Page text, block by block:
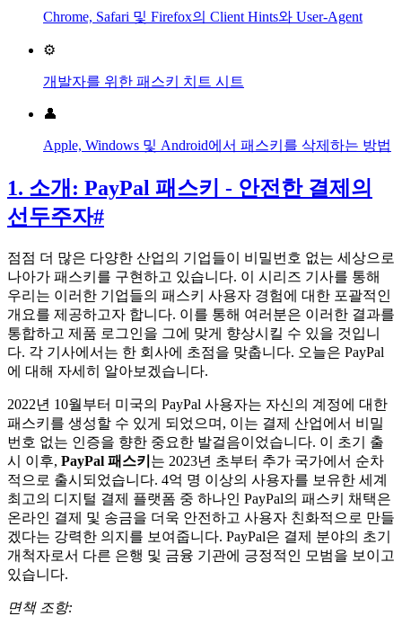
Chrome, Safari 및 Firefox의 Client Hints와 User-Agent
⚙️
개발자를 위한 패스키 치트 시트
👤
Apple, Windows 및 Android에서 패스키를 삭제하는 방법
1. 소개: PayPal 패스키 - 안전한 결제의
선두주자#
점점 더 많은 다양한 산업의 기업들이 비밀번호 없는 세상으로
나아가 패스키를 구현하고 있습니다. 이 시리즈 기사를 통해
우리는 이러한 기업들의 패스키 사용자 경험에 대한 포괄적인
개요를 제공하고자 합니다. 이를 통해 여러분은 이러한 결과를
통합하고 제품 로그인을 그에 맞게 향상시킬 수 있을 것입니
다. 각 기사에서는 한 회사에 초점을 맞춥니다. 오늘은 PayPal
에 대해 자세히 알아보겠습니다.
2022년 10월부터 미국의 PayPal 사용자는 자신의 계정에 대한
패스키를 생성할 수 있게 되었으며, 이는 결제 산업에서 비밀
번호 없는 인증을 향한 중요한 발걸음이었습니다. 이 초기 출
시 이후, PayPal 패스키 는 2023년 초부터 추가 국가에서 순차
적으로 출시되었습니다. 4억 명 이상의 사용자를 보유한 세계
최고의 디지털 결제 플랫폼 중 하나인 PayPal의 패스키 채택은
온라인 결제 및 송금을 더욱 안전하고 사용자 친화적으로 만들
겠다는 강력한 의지를 보여줍니다. PayPal은 결제 분야의 초기
개척자로서 다른 은행 및 금융 기관에 긍정적인 모범을 보이고
있습니다.
면책 조항: